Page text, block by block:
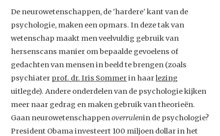
De neurowetenschappen, de 'hardere' kant van de
psychologie, maken een opmars. In deze tak van
wetenschap maakt men veelvuldig gebruik van
hersenscans manier om bepaalde gevoelens of
gedachten van mensen in beeld te brengen (zoals
psychiater prof. dr. Iris Sommerin haarlezing
uitlegde). Andere onderdelen van de psychologie kijken
meer naar gedrag en maken gebruik van theorieën.
Gaan neurowetenschappenoverrulenin de psychologie?
President Obama investeert 100 miljoen dollar in het